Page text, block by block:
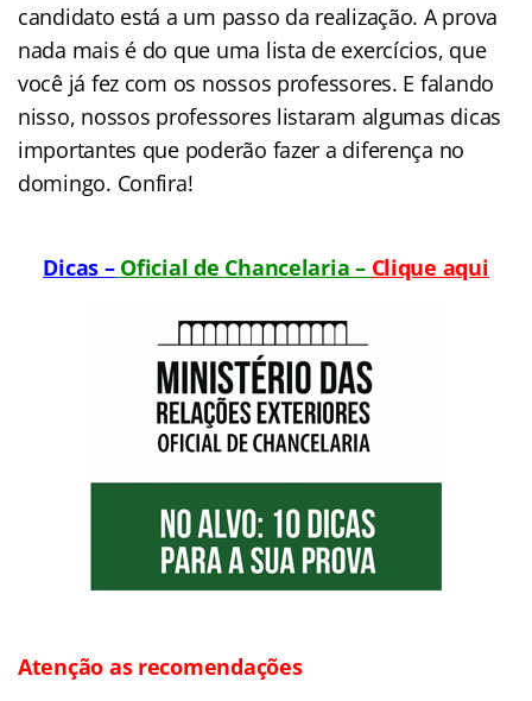
candidato está a um passo da realização. A prova
nada mais é do que uma lista de exercícios, que
você já fez com os nossos professores. E falando
nisso, nossos professores listaram algumas dicas
importantes que poderão fazer a diferença no
domingo. Confira!
Dicas – Oficial de Chancelaria – Clique aqui
Atenção as recomendações